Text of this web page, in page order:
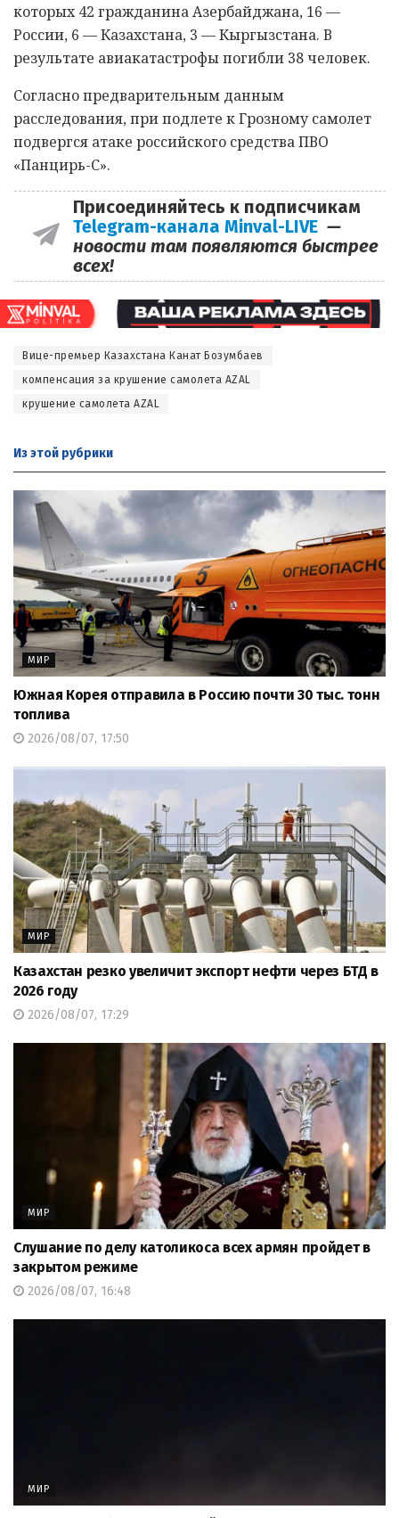
которых 42 гражданина Азербайджана, 16 —
России, 6 — Казахстана, 3 — Кыргызстана. В
результате авиакатастрофы погибли 38 человек.
Согласно предварительным данным
расследования, при подлете к Грозному самолет
подвергся атаке российского средства ПВО
«Панцирь-С».
Присоединяйтесь к подписчикам
Telegram-канала Minval-LIVE —
новости там появляются быстрее
всех!
Вице-премьер Казахстана Канат Бозумбаев
компенсация за крушение самолета AZAL
крушение самолета AZAL
Из этой рубрики
МИР
Южная Корея отправила в Россию почти 30 тыс. тонн
топлива
2026/08/07, 17:50
МИР
Казахстан резко увеличит экспорт нефти через БТД в
2026 году
2026/08/07, 17:29
МИР
Слушание по делу католикоса всех армян пройдет в
закрытом режиме
2026/08/07, 16:48
МИР